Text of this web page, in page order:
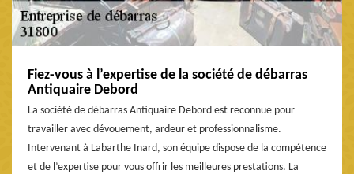
Fiez-vous à l’expertise de la société de débarras
Antiquaire Debord
La société de débarras Antiquaire Debord est reconnue pour
travailler avec dévouement, ardeur et professionnalisme.
Intervenant à Labarthe Inard, son équipe dispose de la compétence
et de l’expertise pour vous offrir les meilleures prestations. La